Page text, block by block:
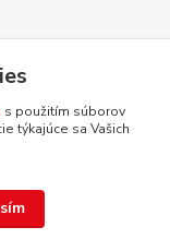
s použitím súborov
týkajúce sa Vašich